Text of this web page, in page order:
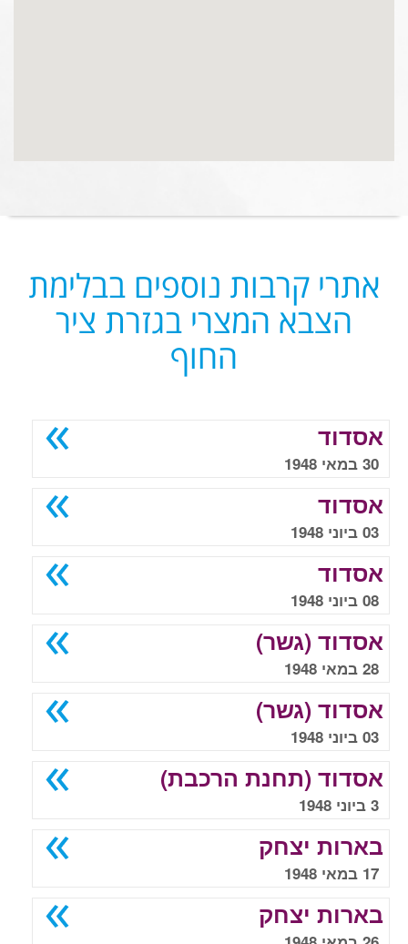
אתרי קרבות נוספים בבלימת
הצבא המצרי בגזרת ציר
החוף
אסדוד
30 במאי 1948
אסדוד
03 ביוני 1948
אסדוד
08 ביוני 1948
אסדוד (גשר)
28 במאי 1948
אסדוד (גשר)
03 ביוני 1948
אסדוד (תחנת הרכבת)
3 ביוני 1948
בארות יצחק
17 במאי 1948
בארות יצחק